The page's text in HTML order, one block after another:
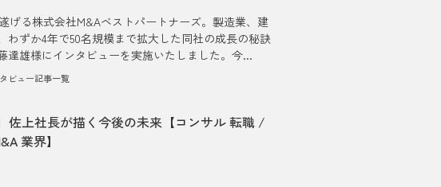
げる株式会社M&Aベストパートナーズ。製造業、建
わずか4年で50名規模まで拡大した同社の成長の秘訣
達雄様にインタビューを実施いたしました。今...
ビュー記事一覧
佐上社長が描く今後の未来【コンサル 転職 /
業界】